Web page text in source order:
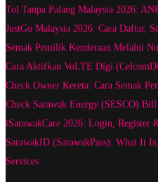
Tol Tanpa Palang Malaysia 2026:
JustGo Malaysia 2026: Cara Daftar,
Semak Pemilik Kenderaan Melalui
Cara Aktifkan VoLTE Digi
Check Owner Kereta: Cara Semak
Check Sarawak Energy (SESCO)
iSarawakCare 2026: Login, Register
SarawakID (SarawakPass): What It
Services